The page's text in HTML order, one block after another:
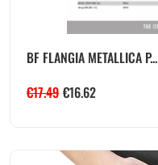
BF FLANGIA METALLICA P...
€17.49 €16.62